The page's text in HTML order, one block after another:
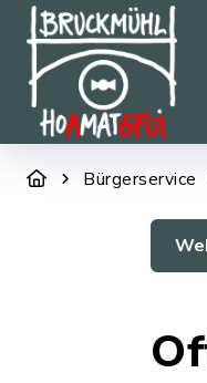
Bürgerservice